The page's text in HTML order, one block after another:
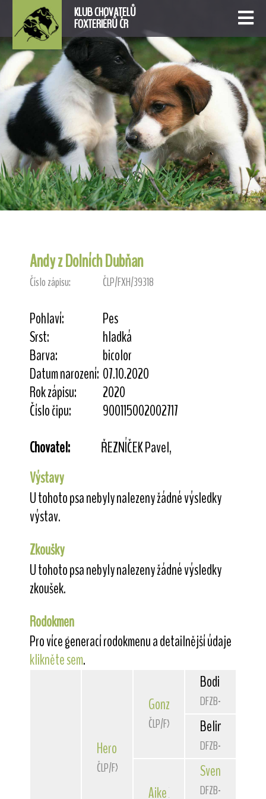
KLUB CHOVATELŮ
FOXTERIÉRŮ ČR
Andy z Dolních Dubňan
Číslo zápisu: ČLP/FXH/39318
Pohlaví:
Pes
Srst:
hladká
Barva:
bicolor
Datum narození: 07.10.2020
Rok zápisu:
2020
Číslo čipu:
900115002002717
Chovatel:
ŘEZNÍČEK Pavel,
Výstavy
U tohoto psa nebyly nalezeny žádné výsledky
výstav.
Zkoušky
U tohoto psa nebyly nalezeny žádné výsledky
zkoušek.
Rodokmen
Pro více generací rodokmenu a detailnější údaje
klikněte sem.
Hero
ČLP/FXH/37600
Gonzales von den
ČLP/FXH/36252
AikeXiamant
Bodil's
DFZB-08 1094
Belinda von
DFZB-06 1030
Sven
DFZB-03 1393